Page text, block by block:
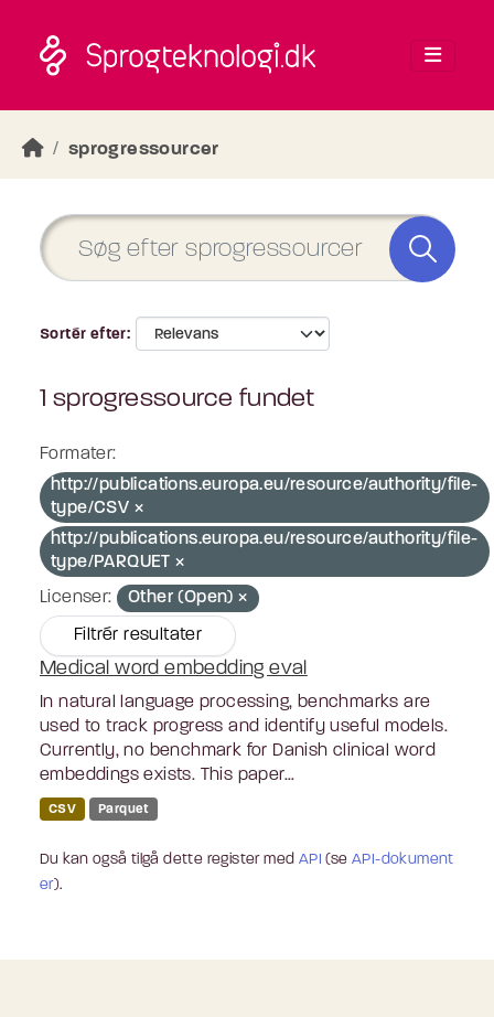
sprogressourcer
Sortér efter
1 sprogressource fundet
Formater:
http://publications.europa.eu/resource/authority/file-
type/CSV
http://publications.europa.eu/resource/authority/file-
type/PARQUET
Licenser:
Other (Open)
Filtrér resultater
Medical word embedding eval
In natural language processing, benchmarks are
used to track progress and identify useful models.
Currently, no benchmark for Danish clinical word
embeddings exists. This paper...
CSV Parquet
Du kan også tilgå dette register med API (seAPI-dokument
er).